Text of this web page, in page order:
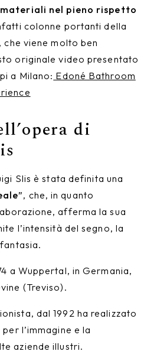
nel pieno rispetto
colonne portanti della
viene molto ben
originale video presentato
a Milano: Edoné Bathroom
di
Slis è stata definita una
, che, in quanto
afferma la sua
l’intensità del segno, la
a Wuppertal, in Germania,
(Treviso).
dal 1992 ha realizzato
l’immagine e la
aziende illustri.